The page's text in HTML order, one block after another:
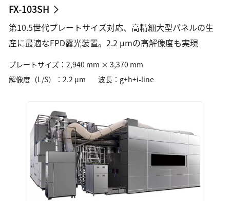
FX-103SH
第10.5世代プレートサイズ対応、高精細大型パネルの生
産に最適なFPD露光装置。2.2 µmの高解像度も実現
プレートサイズ：2,940 mm × 3,370 mm
解像度（L/S）：2.2 µm
波長：g+h+i-line